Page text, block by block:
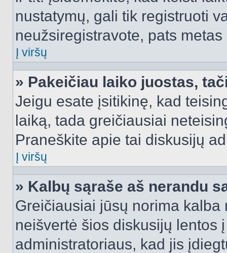
nustatymų, gali tik registruoti
neužsiregistravote, pats
Į viršų
» Pakeičiau laiko juostas,
Jeigu esate įsitikinę, kad
laiką, tada greičiausiai
Praneškite apie tai diskusijų
Į viršų
» Kalbų sąraše aš nerandu
Greičiausiai jūsų norima
neišvertė šios diskusijų lentos
administratoriaus, kad jis